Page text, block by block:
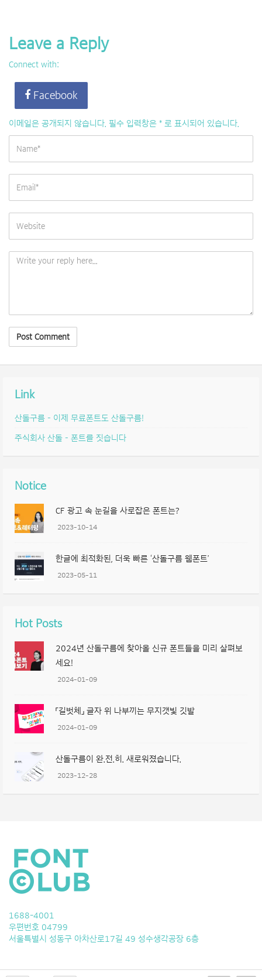
Leave a Reply
Connect with:
Facebook
이메일은 공개되지 않습니다. 필수 입력창은 * 로 표시되어 있습니다.
Link
산돌구름 – 이제 무료폰트도 산돌구름!
주식회사 산돌 – 폰트를 짓습니다
Notice
CF 광고 속 눈길을 사로잡은 폰트는?
2023-10-14
한글에 최적화된, 더욱 빠른 ‘산돌구름 웹폰트’
2023-05-11
Hot Posts
2024년 산돌구름에 찾아올 신규 폰트들을 미리 살펴보
세요!
2024-01-09
「길벗체」 글자 위 나부끼는 무지갯빛 깃발
2024-01-09
산돌구름이 완.전.히. 새로워졌습니다.
2023-12-28
1688-4001
우편번호 04799
서울특별시 성동구 아차산로17길 49 성수생각공장 6층